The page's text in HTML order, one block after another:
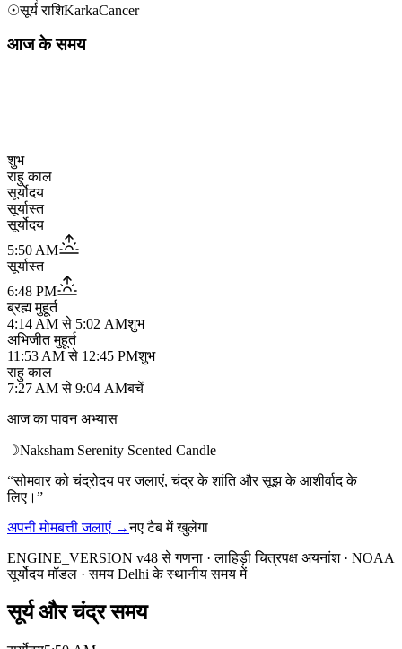
☉सूर्य राशिKarkaCancer
आज के समय
शुभ
राहु काल
सूर्योदय
सूर्यास्त
सूर्योदय
5:50 AM
सूर्यास्त
6:48 PM
ब्रह्म मुहूर्त
4:14 AM से 5:02 AMशुभ
अभिजीत मुहूर्त
11:53 AM से 12:45 PMशुभ
राहु काल
7:27 AM से 9:04 AMबचें
आज का पावन अभ्यास
☽Naksham Serenity Scented Candle
“सोमवार को चंद्रोदय पर जलाएं, चंद्र के शांति और सूझ के आशीर्वाद के
लिए। ”
अपनी मोमबत्ती जलाएं →नए टैब में खुलेगा
ENGINE_VERSION v48 से गणना ·लाहिड़ी चित्रपक्ष अयनांश· NOAA
सूर्योदय मॉडल ·समय Delhi के स्थानीय समय में
सूर्य और चंद्र समय